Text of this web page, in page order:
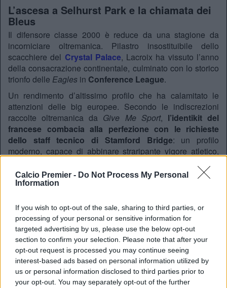
Calcio Premier - Do Not Process My Personal
Information
If you wish to opt-out of the sale, sharing to third parties, or
processing of your personal or sensitive information for
targeted advertising by us, please use the below opt-out
section to confirm your selection. Please note that after your
opt-out request is processed you may continue seeing
interest-based ads based on personal information utilized by
us or personal information disclosed to third parties prior to
your opt-out. You may separately opt-out of the further
L’ascesa a Selhurst Park e la chiamata dei
Bleus
Il difensore classe 2000 è reduce da una stagione da
incorniciare oltremanica. Pilastro insostituibile dello
scacchiere del Crystal Palace, Lacroix ha vissuto l’anno
della consacrazione continentale, culminato con lo storico
trionfo delle Eagles in Conference League.
Un rendimento d’altissimo profilo che ha calamitato le
attenzioni delle big europee. Secondo le indiscrezioni
raccolte oltremanica da Give Me Sport, l’identikit del
francese combacia alla perfezione con le richieste
dello staff tecnico di Stamford Bridge: un profilo
moderno, capace di abbinare straripante vigore atletico,
Contratto lungo e muro delle Eagles
vertici londinesi. A Selhurst Park non si respira aria di
smantellamento e la dirigenza del Palace non ha alcuna
intenzione di fare sconti per uno dei propri gioielli più
preziosi. Forte di un debutto con la nazionale maggiore
arrivato lo scorso marzo – con già quattro gettoni
collezionati sotto la guida di Deschamps –il centrale
transalpino è blindato da un accordo a lungo termine
valido fino al 2029.